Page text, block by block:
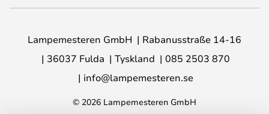
Lampemesteren GmbH
Rabanusstraße 14-16
36037 Fulda
Tyskland
085 2503 870
info@lampemesteren.se
© 2026 Lampemesteren GmbH